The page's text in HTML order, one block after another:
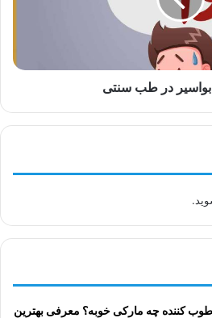
بواسیر در طب سنتی
.
کننده چه مارکی خوبه؟ معرفی بهترین